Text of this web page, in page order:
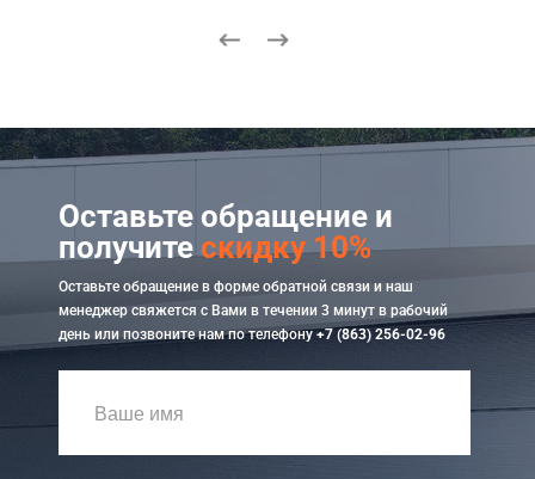
Оставьте обращение и
получитескидку 10%
Оставьте обращение в форме обратной связи и наш
менеджер свяжется с Вами в течении 3 минут в рабочий
день или позвоните нам по телефону+7 (863) 256-02-96